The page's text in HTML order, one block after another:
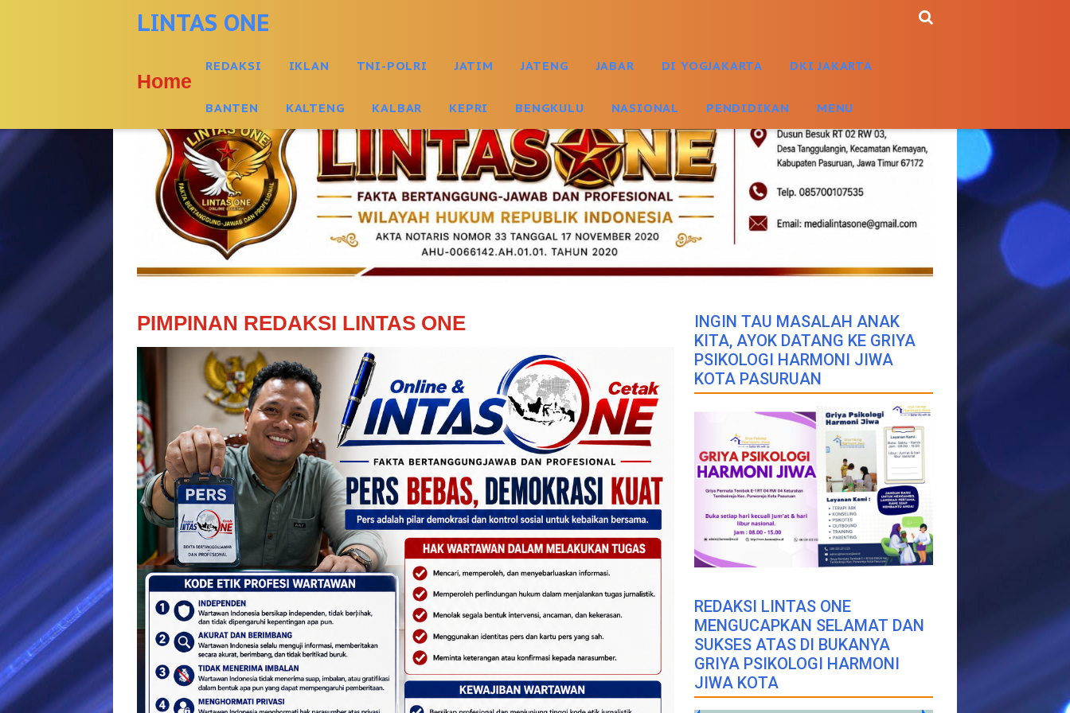
LINTAS ONE
Home
REDAKSI IKLAN TNI-POLRI JATIM JATENG JABAR DI YOGJAKARTA DKI JAKARTA
BANTEN KALTENG KALBAR KEPRI BENGKULU NASIONAL PENDIDIKAN MENU
PIMPINAN REDAKSI LINTAS ONE
INGIN TAU MASALAH ANAK
KITA, AYOK DATANG KE GRIYA
PSIKOLOGI HARMONI JIWA
KOTA PASURUAN
REDAKSI LINTAS ONE
MENGUCAPKAN SELAMAT DAN
SUKSES ATAS DI BUKANYA
GRIYA PSIKOLOGI HARMONI
JIWA KOTA